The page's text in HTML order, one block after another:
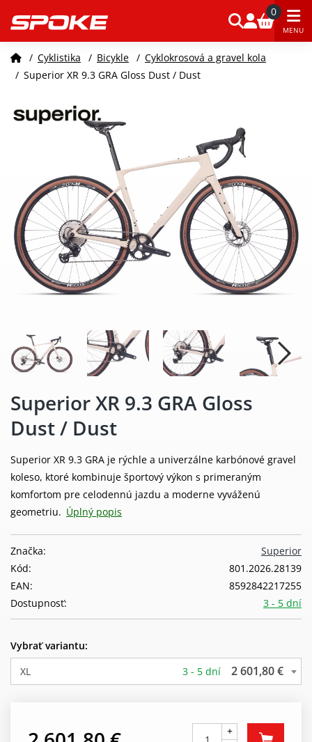
0
MENU
/ Cyklistika / Bicykle / Cyklokrosová a gravel kola
/ Superior XR 9.3 GRA Gloss Dust / Dust
Superior XR 9.3 GRA Gloss
Dust / Dust
Superior XR 9.3 GRA je rýchle a univerzálne karbónové gravel
koleso, ktoré kombinuje športový výkon s primeraným
komfortom pre celodennú jazdu a moderne vyváženú
geometriu. Úplný popis
Superior
Značka:
801.2026.28139
Kód:
8592842217255
EAN:
3 - 5 dní
Dostupnosť:
Vybrať variantu:
XL
3 - 5 dní 2 601,80 €
+